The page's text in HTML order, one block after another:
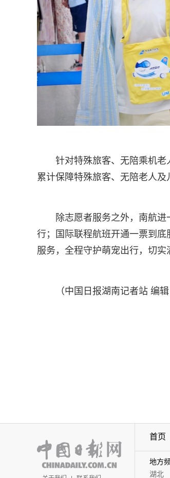
针对特殊旅客、无陪乘机
累计保障特殊旅客、无陪老人及
除志愿者服务之外，南航
行；国际联程航班开通一票到底
服务，全程守护萌宠出行，切实
（中国日报湖南记者站 编
首页
地方
湖北